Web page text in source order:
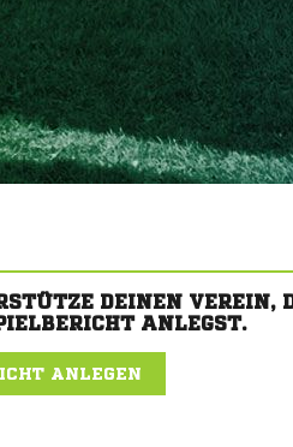
DEINEN
ANLEGST.
ANLEGEN